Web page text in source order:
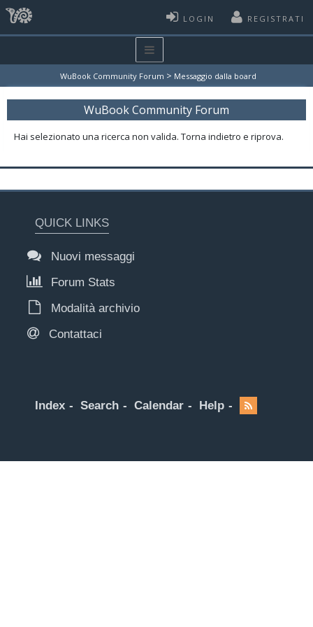
LOGIN REGISTRATI
WuBook Community Forum > Messaggio dalla board
WuBook Community Forum
Hai selezionato una ricerca non valida. Torna indietro e riprova.
QUICK LINKS
Nuovi messaggi
Forum Stats
Modalità archivio
Contattaci
Index Search Calendar Help